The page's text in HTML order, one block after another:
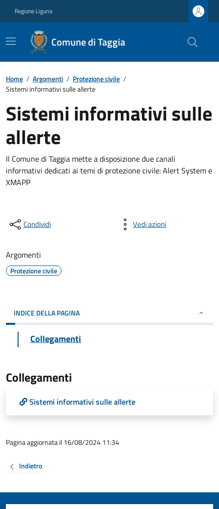
Regione Liguria
Comune di Taggia
Home / Argomenti / Protezione civile /
Sistemi informativi sulle allerte
Sistemi informativi sulle
allerte
Il Comune di Taggia mette a disposizione due canali
informativi dedicati ai temi di protezione civile: Alert System e
XMAPP
Condividi Vedi azioni
Argomenti
Protezione civile
INDICE DELLA PAGINA
Collegamenti
Collegamenti
Sistemi informativi sulle allerte
Pagina aggiornata il 16/08/2024 11:34
Indietro